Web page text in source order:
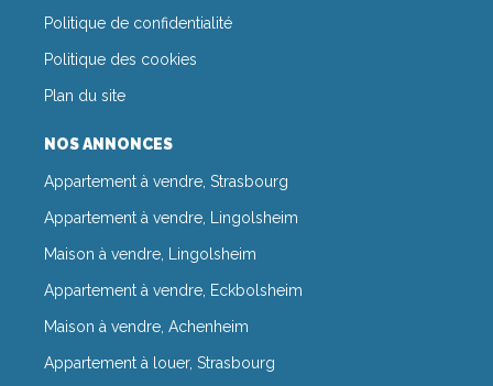
Politique de confidentialité
Politique des cookies
Plan du site
NOS ANNONCES
Appartement à vendre, Strasbourg
Appartement à vendre, Lingolsheim
Maison à vendre, Lingolsheim
Appartement à vendre, Eckbolsheim
Maison à vendre, Achenheim
Appartement à louer, Strasbourg